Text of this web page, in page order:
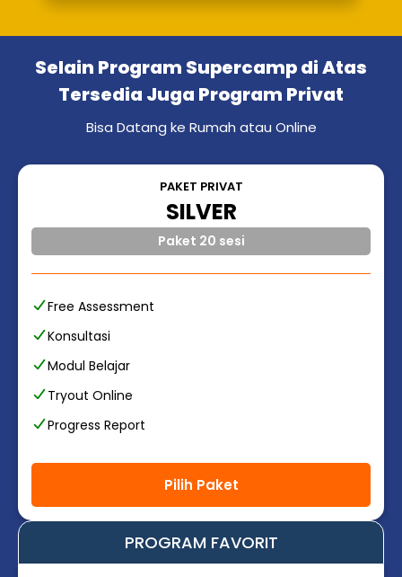
Selain Program Supercamp di Atas
Tersedia Juga Program Privat
Bisa Datang ke Rumah atau Online
PAKET PRIVAT
SILVER
Paket 20 sesi
Free Assessment
Konsultasi
Modul Belajar
Tryout Online
Progress Report
Pilih Paket
PROGRAM FAVORIT